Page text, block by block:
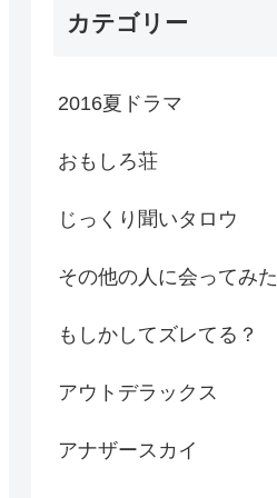
カテゴリー
2016夏ドラマ
おもしろ荘
じっくり聞いタロウ
その他の人に会ってみた
もしかしてズレてる？
アウトデラックス
アナザースカイ